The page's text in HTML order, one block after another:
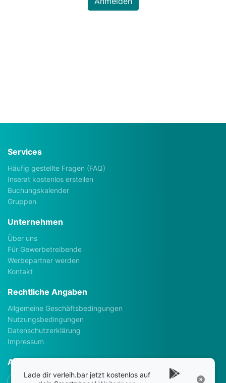
Services
Häufig gestellte Fragen (FAQ)
Inserat kostenlos erstellen
Buchungskalender
Gruppen
Unternehmen
Über uns
Für Gewerbetreibende
Werbepartner werden
Kontakt
Rechtliche Angaben
Allgemeine Geschäftsbedingungen
Nutzungsbedingungen
Datenschutzerklärung
Impressum
Apps
Lade dir verleih.bar jetzt kostenlos auf